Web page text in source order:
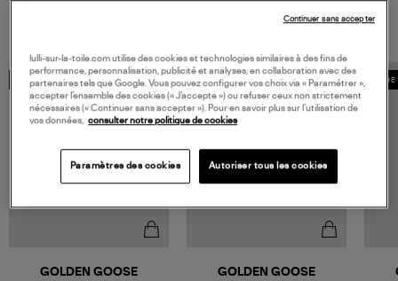
MADE IN EUROPE
GOLDEN GOOSE
MADE IN EUROPE
GOLDEN GOOSE
lulli-sur-la-toile.com utilise des cookies et technologies similaires à des fins de
performance, personnalisation, publicité et analyses, en collaboration avec des
partenaires tels que Google. Vous pouvez configurer vos choix via « Paramétrer »,
accepter l’ensemble des cookies (« J’accepte ») ou refuser ceux non strictement
nécessaires (« Continuer sans accepter »). Pour en savoir plus sur l’utilisation de
vos données, consulter notre politique de cookies
Paramètres des cookies Autoriser tous les cookies
Continuer sans accepter